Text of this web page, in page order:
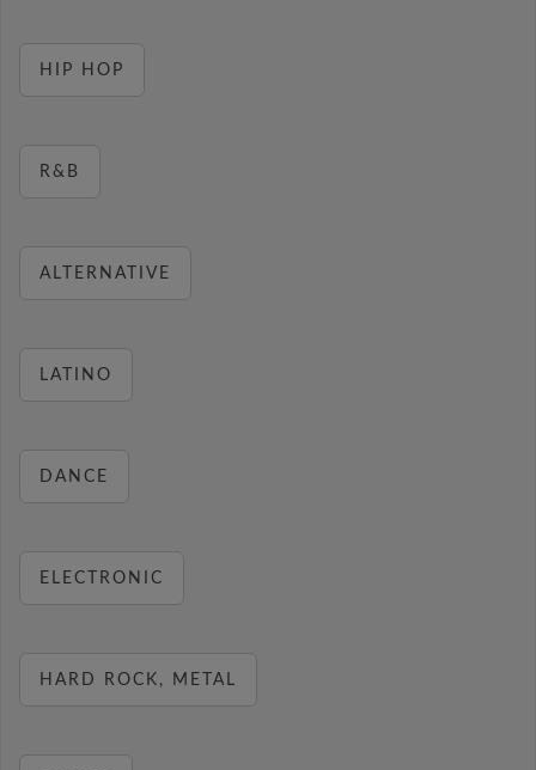
HIP HOP
R&B
ALTERNATIVE
LATINO
DANCE
ELECTRONIC
HARD ROCK, METAL